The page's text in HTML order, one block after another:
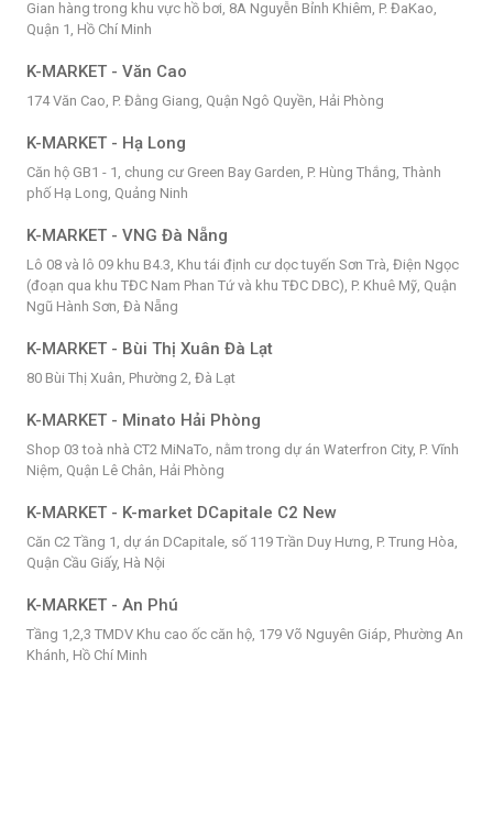
Gian hàng trong khu vực hồ bơi, 8A Nguyễn Bỉnh Khiêm, P. ĐaKao,
Quận 1, Hồ Chí Minh
K-MARKET - Văn Cao
174 Văn Cao, P. Đằng Giang, Quận Ngô Quyền, Hải Phòng
K-MARKET - Hạ Long
Căn hộ GB1 - 1, chung cư Green Bay Garden, P. Hùng Thắng, Thành
phố Hạ Long, Quảng Ninh
K-MARKET - VNG Đà Nẵng
Lô 08 và lô 09 khu B4.3, Khu tái định cư dọc tuyến Sơn Trà, Điện Ngọc
(đoạn qua khu TĐC Nam Phan Tứ và khu TĐC DBC), P. Khuê Mỹ, Quận
Ngũ Hành Sơn, Đà Nẵng
K-MARKET - Bùi Thị Xuân Đà Lạt
80 Bùi Thị Xuân, Phường 2, Đà Lạt
K-MARKET - Minato Hải Phòng
Shop 03 toà nhà CT2 MiNaTo, nằm trong dự án Waterfron City, P. Vĩnh
Niệm, Quận Lê Chân, Hải Phòng
K-MARKET - K-market DCapitale C2 New
Căn C2 Tầng 1, dự án DCapitale, số 119 Trần Duy Hưng, P. Trung Hòa,
Quận Cầu Giấy, Hà Nội
K-MARKET - An Phú
Tầng 1,2,3 TMDV Khu cao ốc căn hộ, 179 Võ Nguyên Giáp, Phường An
Khánh, Hồ Chí Minh